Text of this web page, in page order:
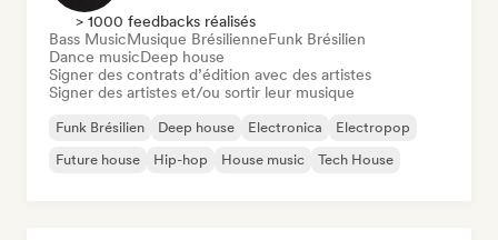
> 1000 feedbacks réalisés
Bass MusicMusique BrésilienneFunk Brésilien
Dance musicDeep house
Signer des contrats d’édition avec des artistes
Signer des artistes et/ou sortir leur musique
Funk Brésilien Deep house Electronica
Electropop
Future house
Hip-hop House music Tech House